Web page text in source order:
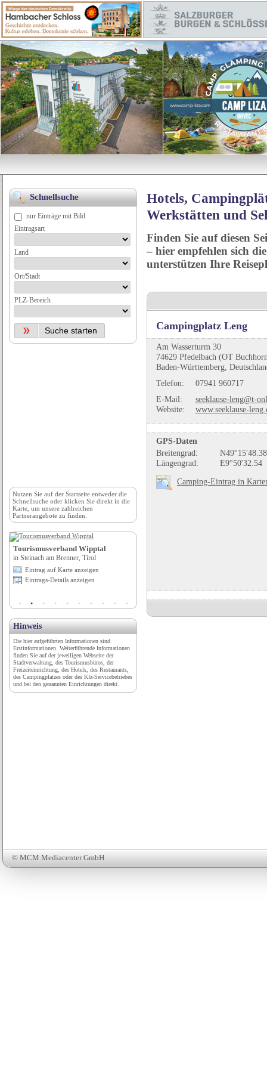
Hotels,
Werkstätten und
Finden Sie auf diesen
– hier empfehlen sich
unterstützen Ihre
Campingplatz Leng
Am Wasserturm 30
74629 Pfedelbach (OT
Baden-Württemberg,
Telefon:
07941 960717
E-Mail:
seeklause-leng@t-
Website:
www.seeklause-
GPS-Daten
Breitengrad:
N49°15'48.38
Längengrad:
E9°50'32.54
Camping-Eintrag in
© MCM Mediacenter GmbH
Schnellsuche
nur Einträge mit Bild
Eintragsart
Land
Ort/Stadt
PLZ-Bereich
Nutzen Sie auf der Startseite entweder die
Schnellsuche oder klicken Sie direkt in die
Karte, um unsere zahlreichen
Partnerangebote zu finden.
Tourismusverband Wipptal
in Steinach am Brenner, Tirol
Eintrag auf Karte anzeigen
Eintrags-Details anzeigen
Hinweis
Die hier aufgeführten Informationen sind
Erstinformationen. Weiterführende Informationen
finden Sie auf der jeweiligen Webseite der
Stadtverwaltung, des Tourismusbüros, der
Freizeiteinrichtung, des Hotels, des Restaurants,
des Campingplatzes oder des Kfz-Servicebetriebes
und bei den genannten Einrichtungen direkt.